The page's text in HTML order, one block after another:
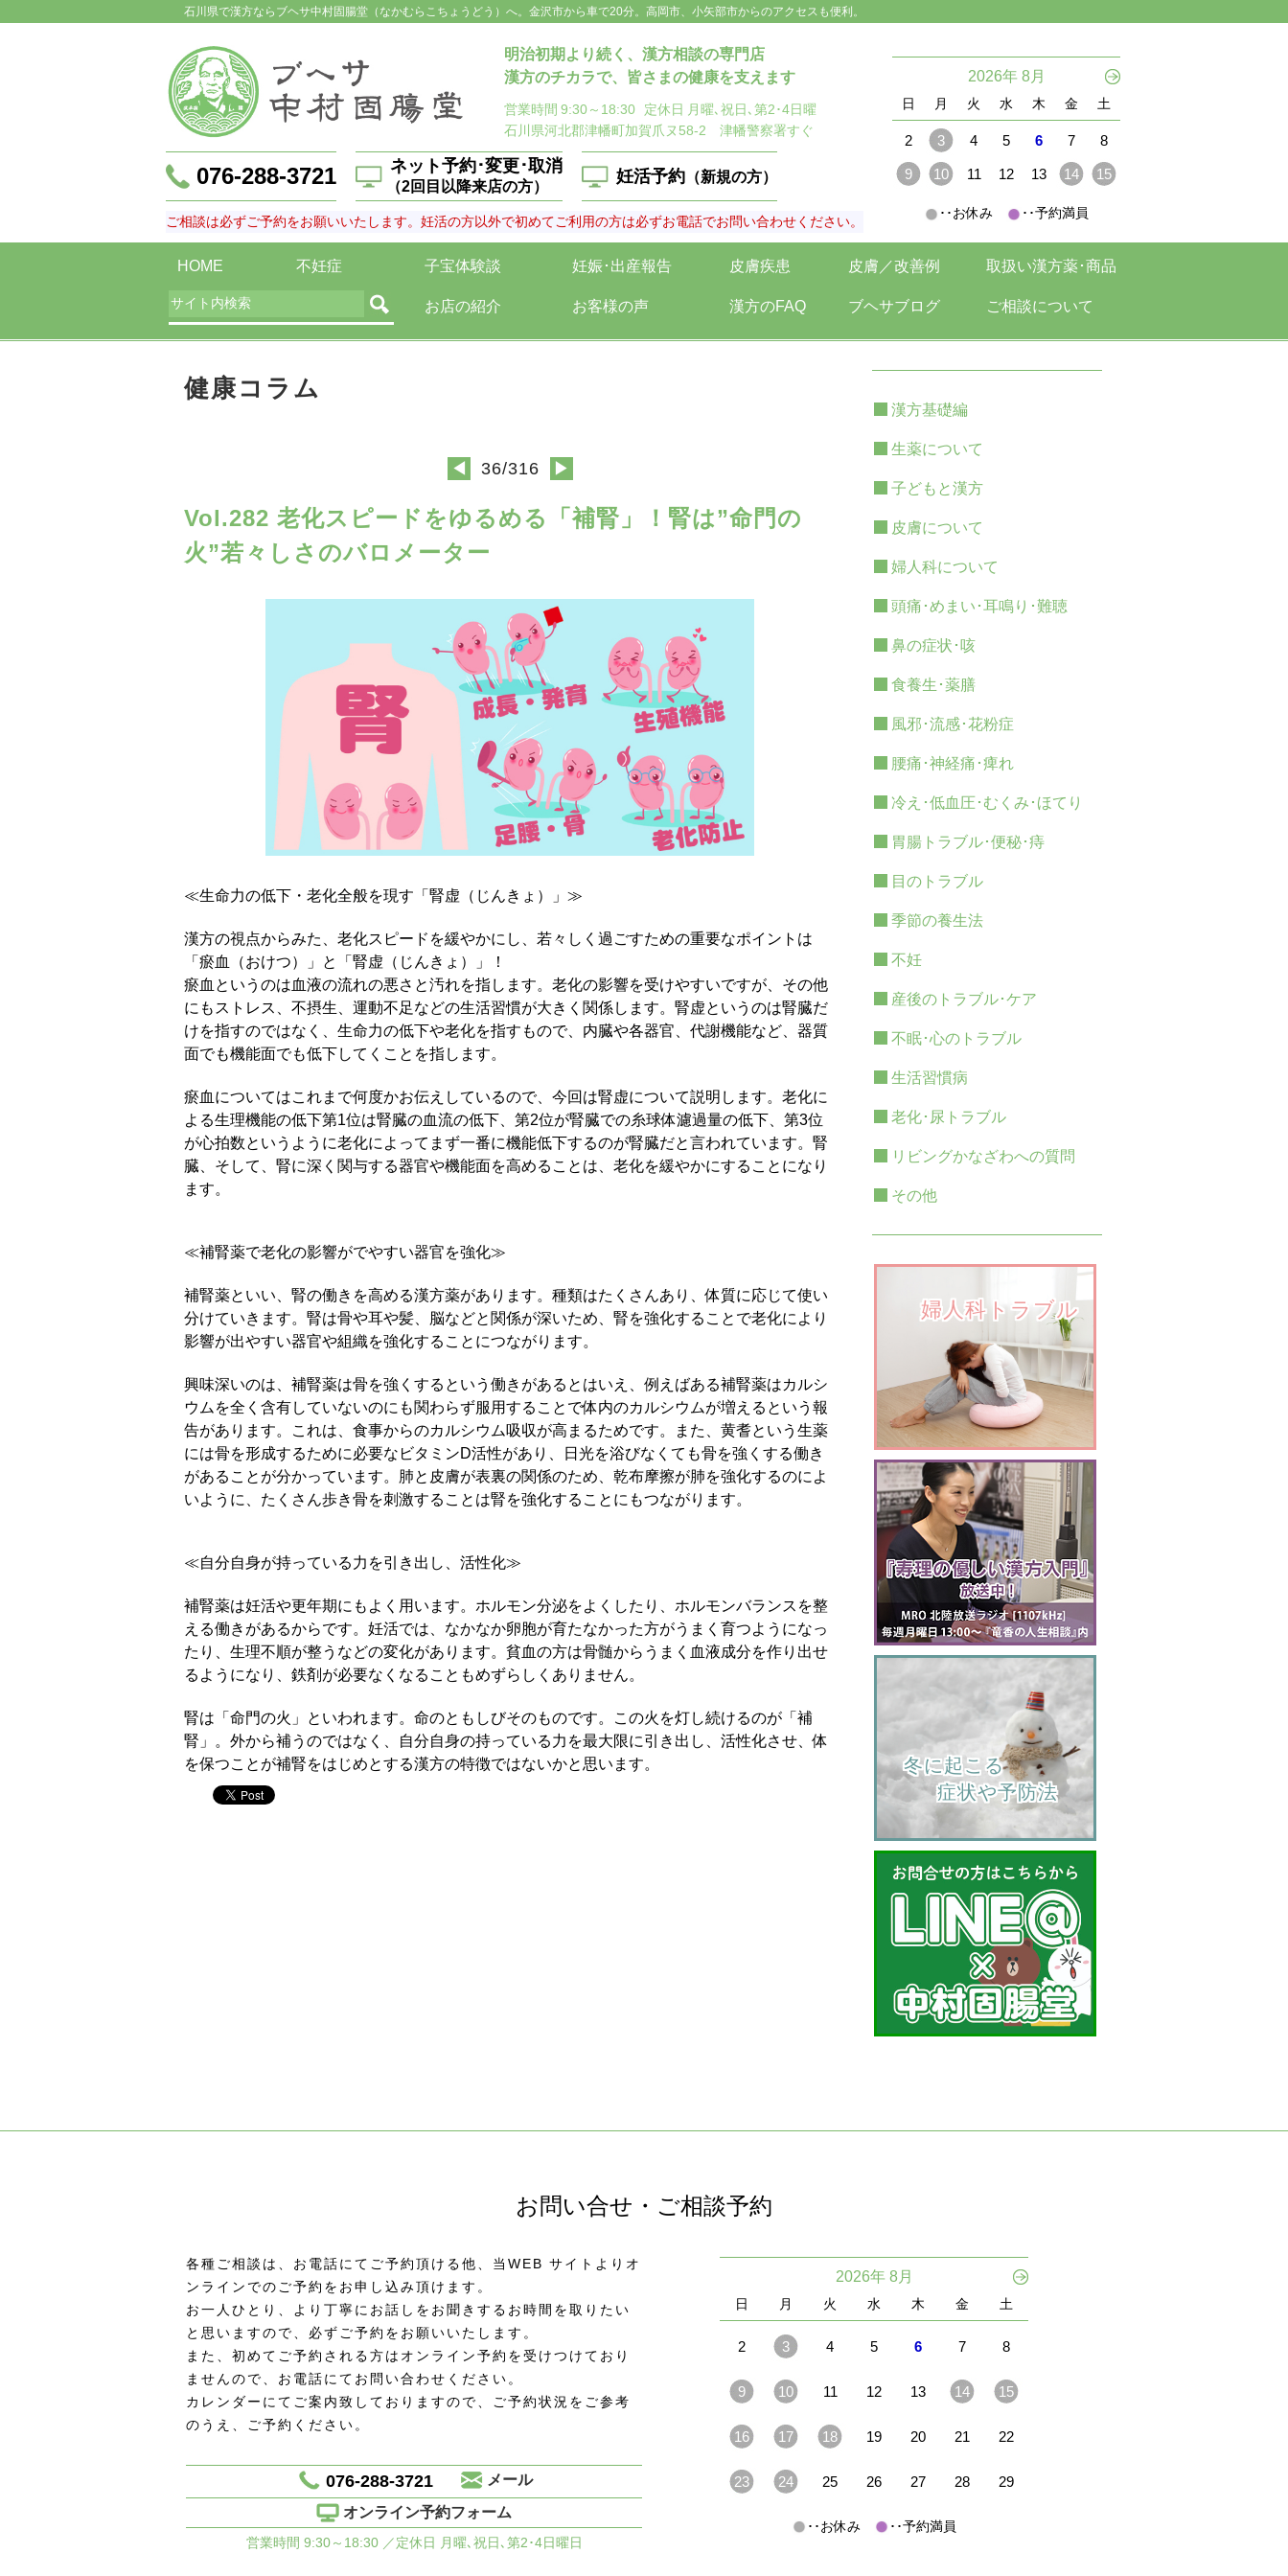
石川県で漢方ならブヘサ中村固腸堂（なかむらこちょうどう）へ。金沢市から車で20分。高岡市、小矢部市からのアクセスも便利。
明治初期より続く、漢方相談の専門店
漢方のチカラで、皆さまの健康を支えます
営業時間 9:30～18:30 定休日 月曜､祝日､第2･4日曜
石川県河北郡津幡町加賀爪ヌ58-2 津幡警察署すぐ
076-288-3721 ネット予約･変更･取消
（2回目以降来店の方）
妊活予約 （新規の方）
ご相談は必ずご予約をお願いいたします。妊活の方以外で初めてご利用の方は必ずお電話でお問い合わせください。
2026年 8月
日 月 火 水 木 金 土
2 3 4 5 6 7 8
9 10 11 12 13 14 15
･･お休み ･･予約満員
HOME 不妊症 子宝体験談 妊娠･出産報告 皮膚疾患 皮膚／改善例 取扱い漢方薬･商品
お店の紹介 お客様の声 漢方のFAQ ブヘサブログ ご相談について
健康コラム
◀ 36/316 ▶
Vol.282 老化スピードをゆるめる「補腎」！腎は”命門の
火”若々しさのバロメーター
≪生命力の低下・老化全般を現す「腎虚（じんきょ）」≫
漢方の視点からみた、老化スピードを緩やかにし、若々しく過ごすための重要なポイントは
「瘀血（おけつ）」と「腎虚（じんきょ）」！
瘀血というのは血液の流れの悪さと汚れを指します。老化の影響を受けやすいですが、その他
にもストレス、不摂生、運動不足などの生活習慣が大きく関係します。腎虚というのは腎臓だ
けを指すのではなく、生命力の低下や老化を指すもので、内臓や各器官、代謝機能など、器質
面でも機能面でも低下してくことを指します。
瘀血についてはこれまで何度かお伝えしているので、今回は腎虚について説明します。老化に
よる生理機能の低下第1位は腎臓の血流の低下、第2位が腎臓での糸球体濾過量の低下、第3位
が心拍数というように老化によってまず一番に機能低下するのが腎臓だと言われています。腎
臓、そして、腎に深く関与する器官や機能面を高めることは、老化を緩やかにすることになり
ます。
≪補腎薬で老化の影響がでやすい器官を強化≫
補腎薬といい、腎の働きを高める漢方薬があります。種類はたくさんあり、体質に応じて使い
分けていきます。腎は骨や耳や髪、脳などと関係が深いため、腎を強化することで老化により
影響が出やすい器官や組織を強化することにつながります。
興味深いのは、補腎薬は骨を強くするという働きがあるとはいえ、例えばある補腎薬はカルシ
ウムを全く含有していないのにも関わらず服用することで体内のカルシウムが増えるという報
告があります。これは、食事からのカルシウム吸収が高まるためです。また、黄耆という生薬
には骨を形成するために必要なビタミンD活性があり、日光を浴びなくても骨を強くする働き
があることが分かっています。肺と皮膚が表裏の関係のため、乾布摩擦が肺を強化するのによ
いように、たくさん歩き骨を刺激することは腎を強化することにもつながります。
≪自分自身が持っている力を引き出し、活性化≫
補腎薬は妊活や更年期にもよく用います。ホルモン分泌をよくしたり、ホルモンバランスを整
える働きがあるからです。妊活では、なかなか卵胞が育たなかった方がうまく育つようになっ
たり、生理不順が整うなどの変化があります。貧血の方は骨髄からうまく血液成分を作り出せ
るようになり、鉄剤が必要なくなることもめずらしくありません。
腎は「命門の火」といわれます。命のともしびそのものです。この火を灯し続けるのが「補
腎」。外から補うのではなく、自分自身の持っている力を最大限に引き出し、活性化させ、体
を保つことが補腎をはじめとする漢方の特徴ではないかと思います。
漢方基礎編
生薬について
子どもと漢方
皮膚について
婦人科について
頭痛･めまい･耳鳴り･難聴
鼻の症状･咳
食養生･薬膳
風邪･流感･花粉症
腰痛･神経痛･痺れ
冷え･低血圧･むくみ･ほてり
胃腸トラブル･便秘･痔
目のトラブル
季節の養生法
不妊
産後のトラブル･ケア
不眠･心のトラブル
生活習慣病
老化･尿トラブル
リビングかなざわへの質問
その他
婦人科トラブル
    冬に起こる
         症状や予防法
お問い合せ・ご相談予約
各種ご相談は、お電話にてご予約頂ける他、当WEB サイトよりオ
ンラインでのご予約をお申し込み頂けます。
お一人ひとり、より丁寧にお話しをお聞きするお時間を取りたい
と思いますので、必ずご予約をお願いいたします。
また、初めてご予約される方はオンライン予約を受けつけており
ませんので、お電話にてお問い合わせください。
カレンダーにてご案内致しておりますので、ご予約状況をご参考
のうえ、ご予約ください。
076-288-3721
メール
オンライン予約フォーム
営業時間 9:30～18:30 ／定休日 月曜､祝日､第2･4日曜日
2026年 8月
日 月 火 水 木 金 土
2 3 4 5 6 7 8
9 10 11 12 13 14 15
16 17 18 19 20 21 22
23 24 25 26 27 28 29
･･お休み ･･予約満員